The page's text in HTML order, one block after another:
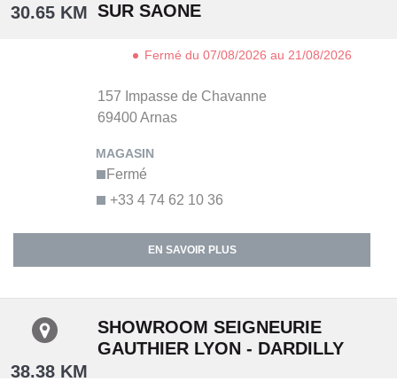
30.65 KM SUR SAONE
157 Impasse de Chavanne
69400Arnas
+33 4 74 62 10 36
Fermé
Fermé du 07/08/2026 au 21/08/2026
EN SAVOIR PLUS
38.38 KM
SHOWROOM SEIGNEURIE
GAUTHIER LYON - DARDILLY